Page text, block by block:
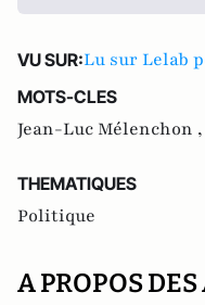
VU SUR:Lu sur Lelab
MOTS-CLES
Jean-Luc Mélenchon ,
THEMATIQUES
Politique
A PROPOS